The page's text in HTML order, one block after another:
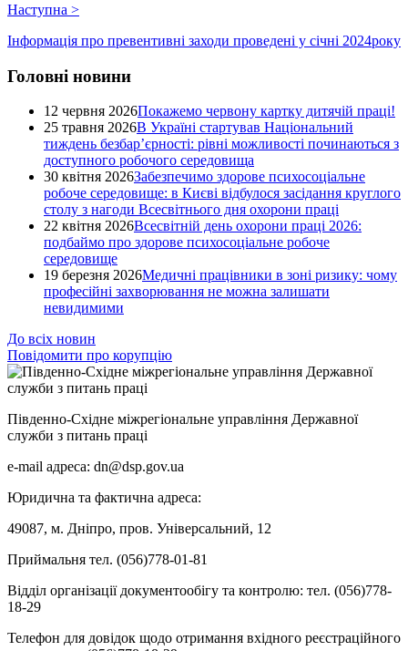
Наступна >
Інформація про превентивні заходи проведені у січні 2024року
Головні новини
12 червня 2026Покажемо червону картку дитячій праці!
25 травня 2026В Україні стартував Національний
тиждень безбар’єрності: рівні можливості починаються з
доступного робочого середовища
30 квітня 2026Забезпечимо здорове психосоціальне
робоче середовище: в Києві відбулося засідання круглого
столу з нагоди Всесвітнього дня охорони праці
22 квітня 2026Всесвітній день охорони праці 2026:
подбаймо про здорове психосоціальне робоче
середовище
19 березня 2026Медичні працівники в зоні ризику: чому
професійні захворювання не можна залишати
невидимими
До всіх новин
Повідомити про корупцію
Південно-Східне міжрегіональне управління Державної
служби з питань праці
e-mail адреса: dn@dsp.gov.ua
Юридична та фактична адреса:
49087, м. Дніпро, пров. Універсальний, 12
Приймальня тел. (056)778-01-81
Відділ організації документообігу та контролю: тел. (056)778-
18-29
Телефон для довідок щодо отримання вхідного реєстраційного